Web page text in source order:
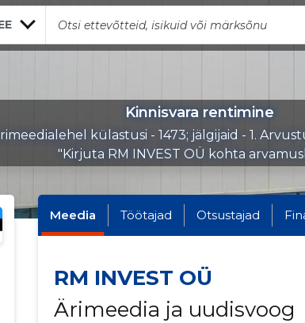
Kinnisvara rentimine
külastusi - 1473; jälgijaid - 1.
"Kirjuta RM INVEST OÜ kohta
Meedia Töötajad Otsustajad
RM INVEST OÜ
Ärimeedia ja uudisvoog